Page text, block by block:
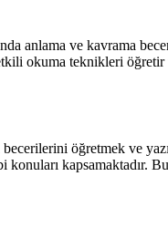
anlama ve kavrama
okuma teknikleri öğretir
öğretmek ve
konuları kapsamaktadır.